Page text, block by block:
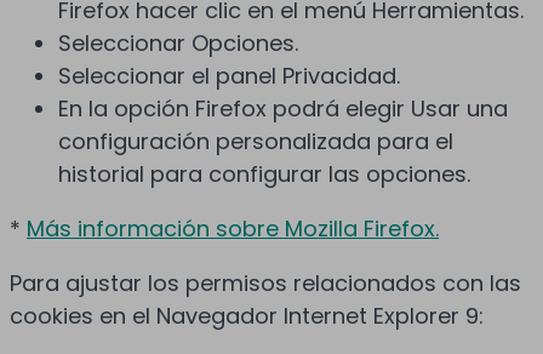
Firefox hacer clic en el menú Herramientas.
Seleccionar Opciones.
Seleccionar el panel Privacidad.
En la opción Firefox podrá elegir Usar una
configuración personalizada para el
historial para configurar las opciones.
* Más información sobre Mozilla Firefox.
Para ajustar los permisos relacionados con las
cookies en el Navegador Internet Explorer 9: